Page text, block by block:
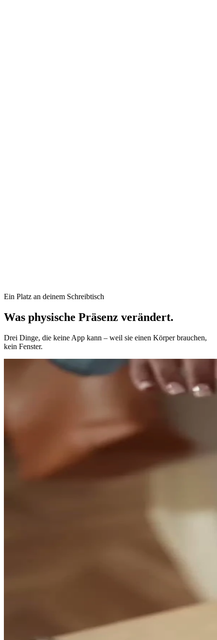
Ein Platz an deinem Schreibtisch
Was physische Präsenz verändert.
Drei Dinge, die keine App kann – weil sie einen Körper brauchen,
kein Fenster.